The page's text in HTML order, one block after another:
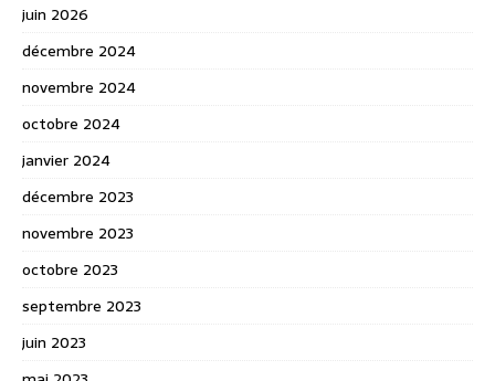
juin 2026
décembre 2024
novembre 2024
octobre 2024
janvier 2024
décembre 2023
novembre 2023
octobre 2023
septembre 2023
juin 2023